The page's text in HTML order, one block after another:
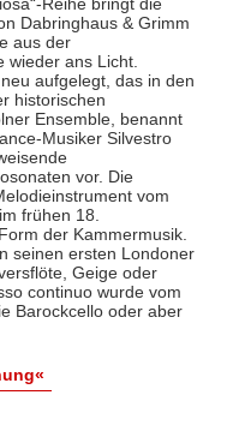
Reihe bringt die
Dabringhaus & Grimm
aus der
wieder ans Licht.
aufgelegt, das in den
historischen
Ensemble, benannt
Musiker Silvestro
vor. Die
vom
frühen 18.
der Kammermusik.
seinen ersten Londoner
Geige oder
continuo wurde vom
Barockcello oder aber